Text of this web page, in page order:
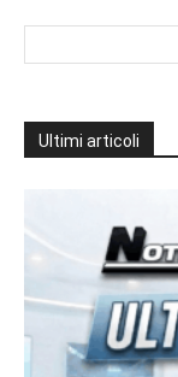
Ultimi articoli